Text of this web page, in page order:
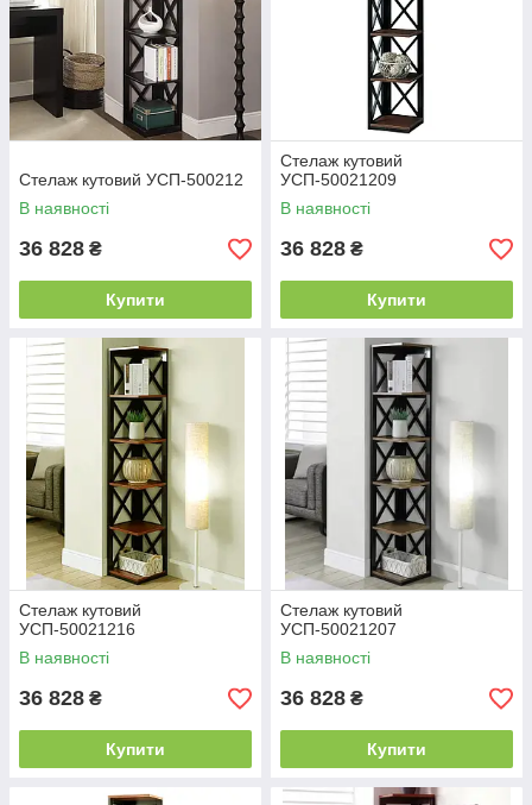
Стелаж кутовий УСП-500212
В наявності
36 828 ₴
Купити
Стелаж кутовий
УСП-50021209
В наявності
36 828 ₴
Купити
Стелаж кутовий
УСП-50021216
В наявності
36 828 ₴
Купити
Стелаж кутовий
УСП-50021207
В наявності
36 828 ₴
Купити